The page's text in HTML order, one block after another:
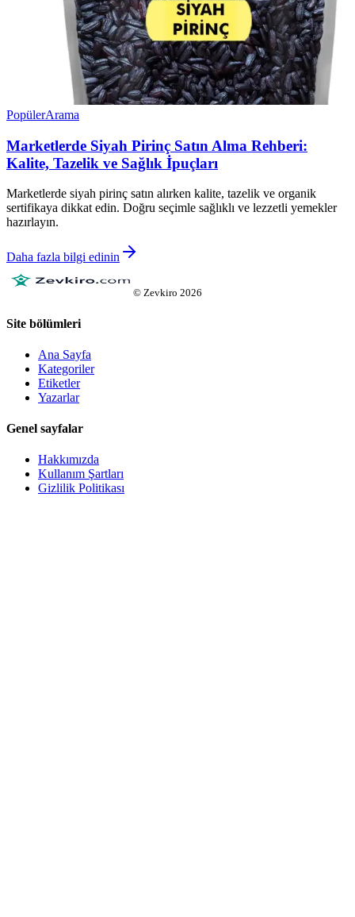
PopülerArama
Marketlerde Siyah Pirinç Satın Alma Rehberi:
Kalite, Tazelik ve Sağlık İpuçları
Marketlerde siyah pirinç satın alırken kalite, tazelik ve organik
sertifikaya dikkat edin. Doğru seçimle sağlıklı ve lezzetli yemekler
hazırlayın.
Daha fazla bilgi edinin
© Zevkiro 2026
Site bölümleri
Ana Sayfa
Kategoriler
Etiketler
Yazarlar
Genel sayfalar
Hakkımızda
Kullanım Şartları
Gizlilik Politikası